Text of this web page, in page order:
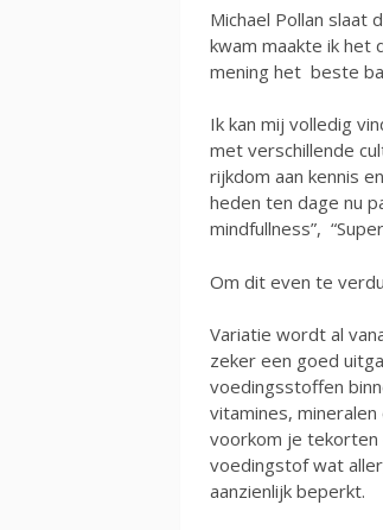
Michael Pollan slaat
kwam maakte ik het
mening het beste
Ik kan mij volledig
met verschillende
rijkdom aan kennis
heden ten dage nu
mindfullness”,
Om dit even te
Variatie wordt al
zeker een goed
voedingsstoffen
vitamines,
voorkom je tekorten
voedingstof wat
aanzienlijk beperkt.